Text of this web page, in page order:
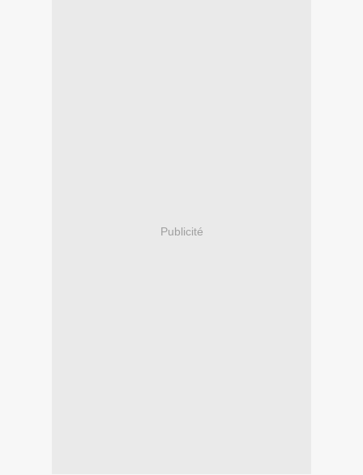
Publicité